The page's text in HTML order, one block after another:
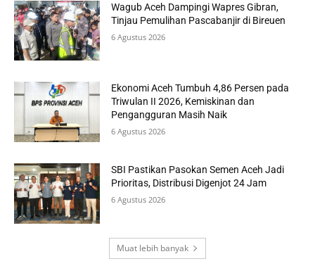
Wagub Aceh Dampingi Wapres Gibran,
Tinjau Pemulihan Pascabanjir di Bireuen
6 Agustus 2026
Ekonomi Aceh Tumbuh 4,86 Persen pada
Triwulan II 2026, Kemiskinan dan
Pengangguran Masih Naik
6 Agustus 2026
SBI Pastikan Pasokan Semen Aceh Jadi
Prioritas, Distribusi Digenjot 24 Jam
6 Agustus 2026
Muat lebih banyak